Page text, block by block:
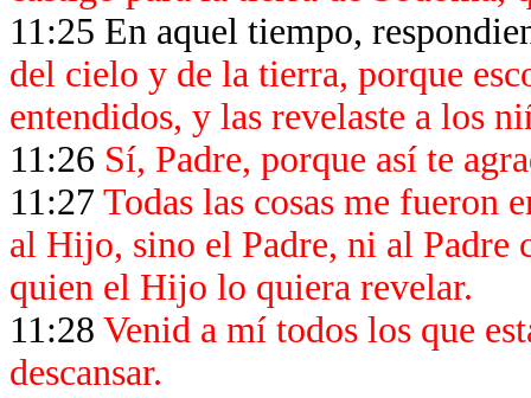
11:25 En aquel tiempo,
del cielo y de la tierra, porque
entendidos, y las revelaste a los
11:26 Sí, Padre, porque así te
11:27 Todas las cosas me fueron
al Hijo, sino el Padre, ni al Padre
quien el Hijo lo quiera revelar.
11:28 Venid a mí todos los que
descansar.